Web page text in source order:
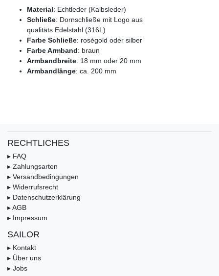
Material: Echtleder (Kalbsleder)
Schließe: Dornschließe mit Logo aus
qualitäts Edelstahl (316L)
Farbe Schließe: rosègold oder silber
Farbe Armband: braun
Armbandbreite: 18 mm oder 20 mm
Armbandlänge: ca. 200 mm
RECHTLICHES
▸ FAQ
▸ Zahlungsarten
▸ Versandbedingungen
▸ Widerrufsrecht
▸ Datenschutzerklärung
▸ AGB
▸ Impressum
SAILOR
▸ Kontakt
▸ Über uns
▸ Jobs